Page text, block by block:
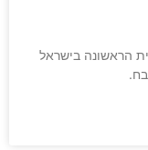
הראשונה בישראל